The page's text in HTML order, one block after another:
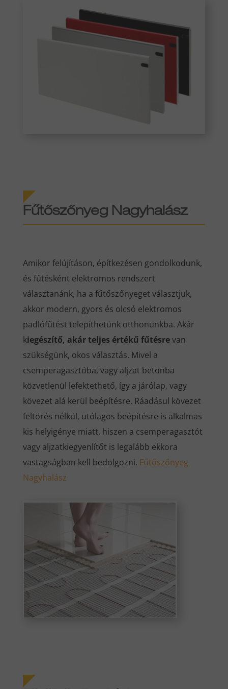
Fűtőszőnyeg Nagyhalász
Amikor felújításon, építkezésen gondolkodunk,
és fűtésként elektromos rendszert
választanánk, ha a fűtőszőnyeget választjuk,
akkor modern, gyors és olcsó elektromos
padlófűtést telepíthetünk otthonunkba. Akár
kiegészítő, akár teljes értékű fűtésrevan
szükségünk, okos választás. Mivel a
csemperagasztóba, vagy aljzat betonba
közvetlenül lefektethető, így a járólap, vagy
kövezet alá kerül beépítésre. Ráadásul kövezet
feltörés nélkül, utólagos beépítésre is alkalmas
kis helyigénye miatt, hiszen a csemperagasztót
vagy aljzatkiegyenlítőt is legalább ekkora
vastagságban kell bedolgozni. Fűtőszőnyeg
Nagyhalász